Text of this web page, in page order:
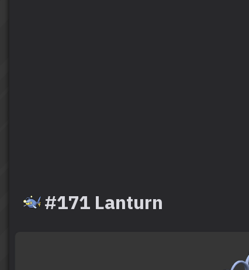
#171 Lanturn